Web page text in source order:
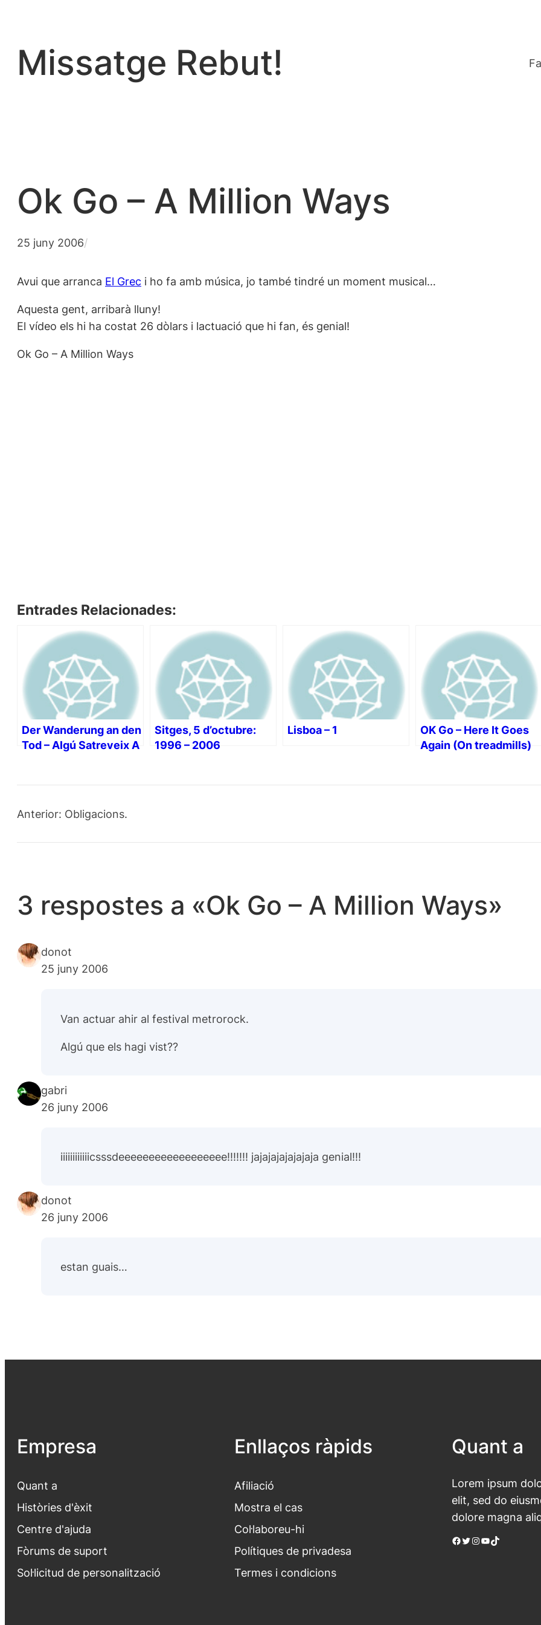
contingut
Missatge Rebut!
Ok Go – A Million Ways
25 juny 2006/
Avui que arranca El Grec i ho fa amb música, jo també tindré un moment musical…
Aquesta gent, arribarà lluny!
El vídeo els hi ha costat 26 dòlars i lactuació que hi fan, és genial!
Ok Go – A Million Ways
Entrades Relacionades:
Der Wanderung an den
Tod – Algú Satreveix A
Sitges, 5 d’octubre:
1996 – 2006
Lisboa – 1
OK Go – Here It Goes
Again (On treadmills)
Anterior: Obligacions.
3 respostes a «Ok Go – A Million Ways»
donot
25 juny 2006
Van actuar ahir al festival metrorock.
Algú que els hagi vist??
gabri
26 juny 2006
iiiiiiiiiiiicsssdeeeeeeeeeeeeeeeeee!!!!!!! jajajajajajajaja genial!!!
donot
26 juny 2006
estan guais…
Empresa
Quant a
Històries d'èxit
Centre d'ajuda
Fòrums de suport
Sol·licitud de personalització
Enllaços ràpids
Afiliació
Mostra el cas
Col·laboreu-hi
Polítiques de privadesa
Termes i condicions
Quant a
Lorem ipsum
elit, sed do
dolore magna
Facebook Twitter Instagram YouTube TikTok